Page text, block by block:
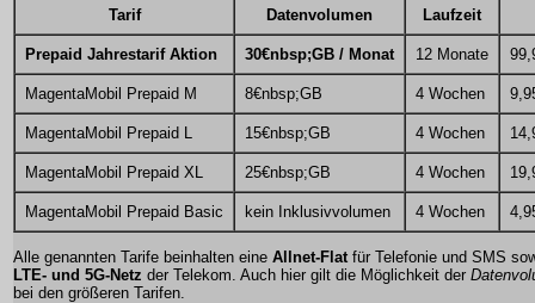
Tarif Datenvolumen Laufzeit
Prepaid Jahrestarif Aktion 30€nbsp;GB / Monat 12 Monate
MagentaMobil Prepaid M 8€nbsp;GB 4 Wochen
MagentaMobil Prepaid L 15€nbsp;GB 4 Wochen
MagentaMobil Prepaid XL 25€nbsp;GB 4 Wochen
MagentaMobil Prepaid Basic kein Inklusivvolumen 4 Wochen
Alle genannten Tarife beinhalten eine Allnet-Flat für Telefonie und SMS
LTE- und 5G-Netz der Telekom. Auch hier gilt die Möglichkeit der
bei den größeren Tarifen.